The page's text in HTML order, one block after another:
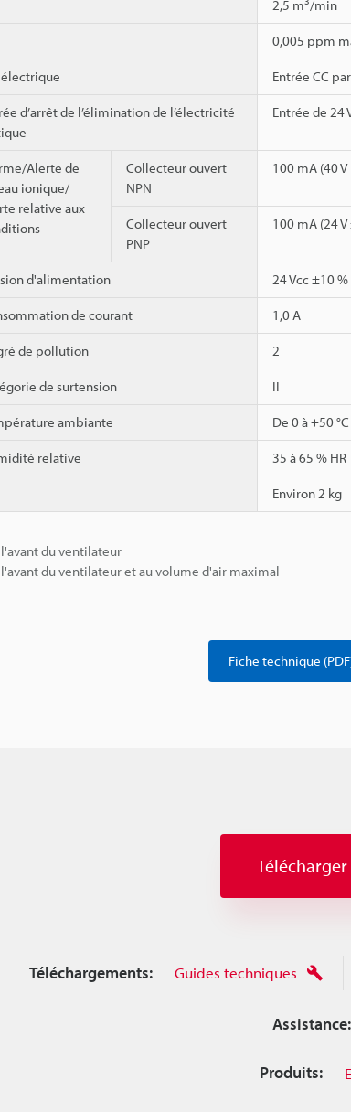
2,5 m /min
0,005 ppm
électrique Entrée CC
d’arrêt de l’élimination de l’électricité
Entrée de 24
Alerte de
ionique/
relative aux
Collecteur ouvert
NPN
100 mA (40
Collecteur ouvert
PNP
100 mA (24
d'alimentation 24 Vcc ±10 %
de courant 1,0 A
de pollution 2
de surtension II
ambiante De 0 à +50 °C
relative 35 à 65 % HR
Environ 2 kg
du ventilateur
du ventilateur et au volume d'air maximal
Fiche technique
Téléchargements: Guides techniques
Assistance:
Produits: